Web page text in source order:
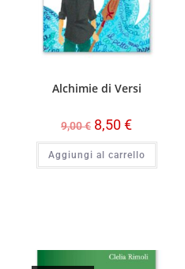
Alchimie di Versi
9,00€ 8,50€
Aggiungi al carrello